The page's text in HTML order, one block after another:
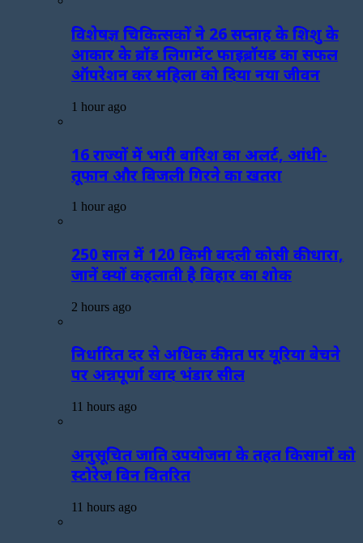
विशेषज्ञ चिकित्सकों ने 26 सप्ताह के शिशु के
आकार के ब्रॉड लिगामेंट फाइब्रॉयड का सफल
ऑपरेशन कर महिला को दिया नया जीवन
1 hour ago
16 राज्यों में भारी बारिश का अलर्ट, आंधी-
तूफान और बिजली गिरने का खतरा
1 hour ago
250 साल में 120 किमी बदली कोसी की धारा,
जानें क्यों कहलाती है बिहार का शोक
2 hours ago
निर्धारित दर से अधिक कीमत पर यूरिया बेचने
पर अन्नपूर्णा खाद भंडार सील
11 hours ago
अनुसूचित जाति उपयोजना के तहत किसानों को
स्टोरेज बिन वितरित
11 hours ago